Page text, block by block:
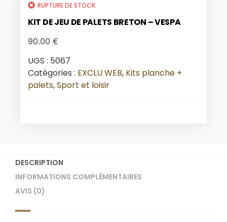
RUPTURE DE STOCK
KIT DE JEU DE PALETS BRETON – VESPA
90.00 €
UGS : 5067
Catégories : EXCLU WEB, Kits planche +
palets,Sport et loisir
DESCRIPTION
INFORMATIONS COMPLÉMENTAIRES
AVIS (0)